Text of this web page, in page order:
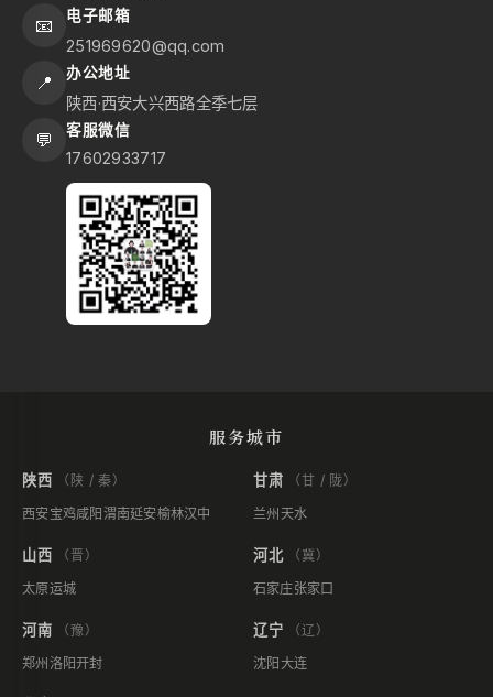
📧 电子邮箱
251969620@qq.com
📍 办公地址
陕西·西安大兴西路全季七层
💬 客服微信
17602933717
服务城市
陕西
（陕 / 秦）
西安宝鸡咸阳 渭南延安榆林汉中
甘肃
（甘 / 陇）
兰州 天水
山西
（晋）
太原运城
河北
（冀）
石家庄张家口
河南
（豫）
郑州 洛阳开封
辽宁
（辽）
沈阳 大连